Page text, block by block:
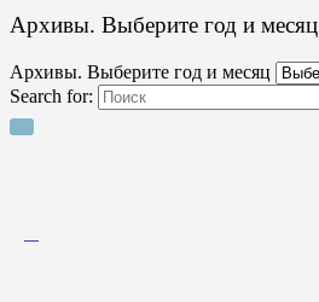
Архивы. Выберите год и месяц
Архивы. Выберите год и месяц
Search for: